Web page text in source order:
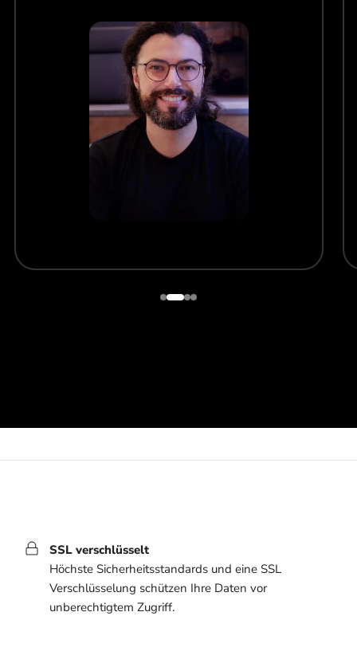
SSL verschlüsselt
Höchste Sicherheitsstandards und eine SSL
Verschlüsselung schützen Ihre Daten vor
unberechtigtem Zugriff.